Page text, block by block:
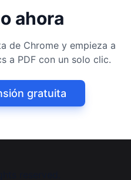
ahora
de Chrome y empieza a
a PDF con un solo clic.
gratuita